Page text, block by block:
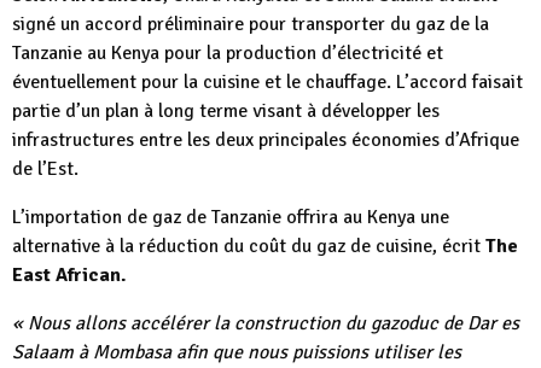
signé un accord préliminaire pour transporter du gaz de la
Tanzanie au Kenya pour la production d’électricité et
éventuellement pour la cuisine et le chauffage. L’accord faisait
partie d’un plan à long terme visant à développer les
infrastructures entre les deux principales économies d’Afrique
de l’Est.
L’importation de gaz de Tanzanie offrira au Kenya une
alternative à la réduction du coût du gaz de cuisine, écrit The
East African.
« Nous allons accélérer la construction du gazoduc de Dar es
Salaam à Mombasa afin que nous puissions utiliser les